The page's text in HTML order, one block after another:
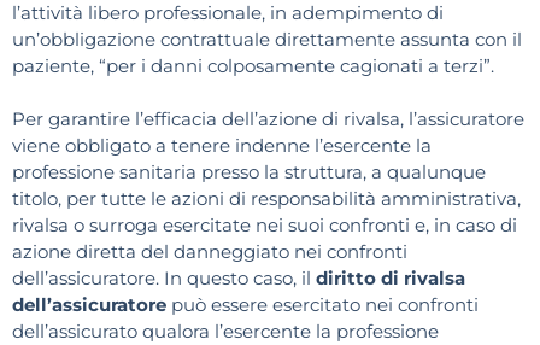
l’attività libero professionale, in adempimento di
un’obbligazione contrattuale direttamente assunta con il
paziente, “per i danni colposamente cagionati a terzi”.
Per garantire l’efficacia dell’azione di rivalsa, l’assicuratore
viene obbligato a tenere indenne l’esercente la
professione sanitaria presso la struttura, a qualunque
titolo, per tutte le azioni di responsabilità amministrativa,
rivalsa o surroga esercitate nei suoi confronti e, in caso di
azione diretta del danneggiato nei confronti
dell’assicuratore. In questo caso, il diritto di rivalsa
dell’assicuratore può essere esercitato nei confronti
dell’assicurato qualora l’esercente la professione